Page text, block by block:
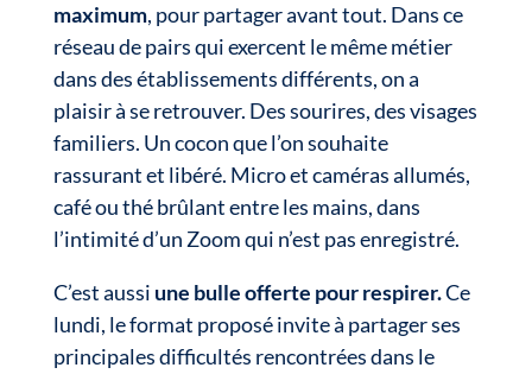
maximum, pour partager avant tout. Dans ce
réseau de pairs qui exercent le même métier
dans des établissements différents, on a
plaisir à se retrouver. Des sourires, des visages
familiers. Un cocon que l’on souhaite
rassurant et libéré. Micro et caméras allumés,
café ou thé brûlant entre les mains, dans
l’intimité d’un Zoom qui n’est pas enregistré.
C’est aussi une bulle offerte pour respirer.Ce
lundi, le format proposé invite à partager ses
principales difficultés rencontrées dans le